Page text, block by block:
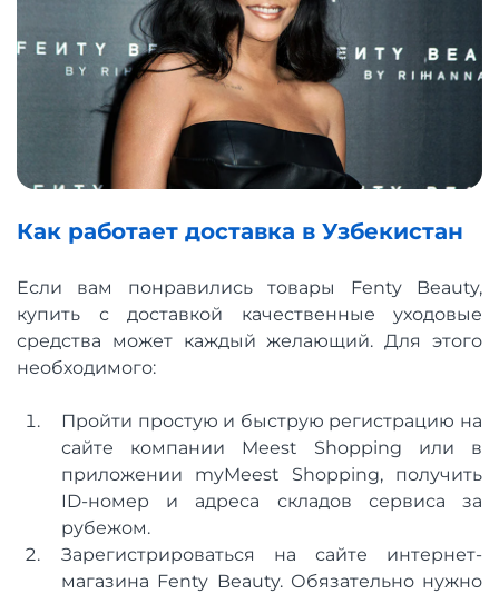
Как работает доставка в Узбекистан
Если вам понравились товары Fenty Beauty,
купить с доставкой качественные уходовые
средства может каждый желающий. Для этого
необходимого:
Пройти простую и быструю регистрацию на
сайте компании Meest Shopping или в
приложении myMeest Shopping, получить
ID-номер и адреса складов сервиса за
рубежом.
Зарегистрироваться на сайте интернет-
магазина Fenty Beauty. Обязательно нужно